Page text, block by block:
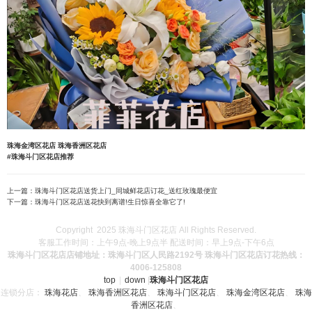
珠海金湾区花店 珠海香洲区花店
#珠海斗门区花店推荐
上一篇： 珠海斗门区花店送货上门_同城鲜花店订花_送红玫瑰最便宜
下一篇： 珠海斗门区花店送花快到离谱!生日惊喜全靠它了!
Copyright 2025 珠海斗门区花店 All Rights Reserved.
客服工作时间：上午9点-晚上9点半 配送时间：早上9点-下午6点
珠海斗门区花店店铺地址：珠海斗门区人民路2192号 珠海斗门区花店订花热线：
4006-125808
top
down 珠海斗门区花店
连锁分店： 珠海花店、 珠海香洲区花店、 珠海斗门区花店、 珠海金湾区花店、 珠海
香洲区花店